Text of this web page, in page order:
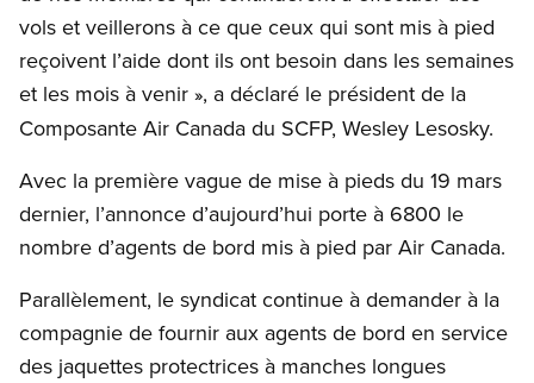
vols et veillerons à ce que ceux qui sont mis à pied
reçoivent l’aide dont ils ont besoin dans les semaines
et les mois à venir », a déclaré le président de la
Composante Air Canada du SCFP, Wesley Lesosky.
Avec la première vague de mise à pieds du 19 mars
dernier, l’annonce d’aujourd’hui porte à 6800 le
nombre d’agents de bord mis à pied par Air Canada.
Parallèlement, le syndicat continue à demander à la
compagnie de fournir aux agents de bord en service
des jaquettes protectrices à manches longues